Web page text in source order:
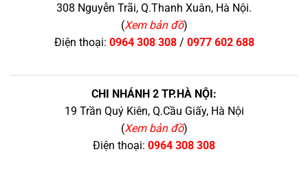
308 Nguyễn Trãi, Q.Thanh Xuân, Hà Nội.
(Xem bản đồ)
Điện thoại: 0964 308 308/ 0977 602 688
CHI NHÁNH 2 TP.HÀ NỘI:
19 Trần Quý Kiên, Q.Cầu Giấy, Hà Nội
(Xem bản đồ)
Điện thoại: 0964 308 308